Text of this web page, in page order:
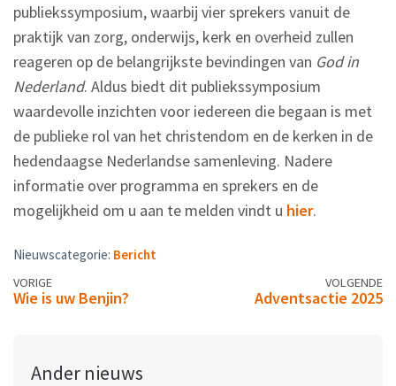
publiekssymposium, waarbij vier sprekers vanuit de
praktijk van zorg, onderwijs, kerk en overheid zullen
reageren op de belangrijkste bevindingen van God in
Nederland. Aldus biedt dit publiekssymposium
waardevolle inzichten voor iedereen die begaan is met
de publieke rol van het christendom en de kerken in de
hedendaagse Nederlandse samenleving. Nadere
informatie over programma en sprekers en de
mogelijkheid om u aan te melden vindt u hier.
Nieuwscategorie: Bericht
Berichtennavigatie
VORIGE
Wie is uw Benjin?
VOLGENDE
Adventsactie 2025
Ander nieuws